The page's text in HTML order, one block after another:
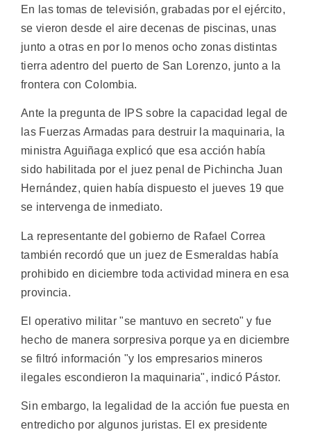
En las tomas de televisión, grabadas por el ejército,
se vieron desde el aire decenas de piscinas, unas
junto a otras en por lo menos ocho zonas distintas
tierra adentro del puerto de San Lorenzo, junto a la
frontera con Colombia.
Ante la pregunta de IPS sobre la capacidad legal de
las Fuerzas Armadas para destruir la maquinaria, la
ministra Aguiñaga explicó que esa acción había
sido habilitada por el juez penal de Pichincha Juan
Hernández, quien había dispuesto el jueves 19 que
se intervenga de inmediato.
La representante del gobierno de Rafael Correa
también recordó que un juez de Esmeraldas había
prohibido en diciembre toda actividad minera en esa
provincia.
El operativo militar "se mantuvo en secreto" y fue
hecho de manera sorpresiva porque ya en diciembre
se filtró información "y los empresarios mineros
ilegales escondieron la maquinaria", indicó Pástor.
Sin embargo, la legalidad de la acción fue puesta en
entredicho por algunos juristas. El ex presidente